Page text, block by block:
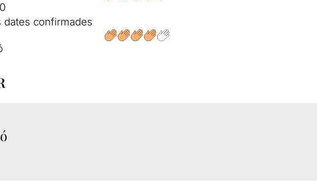
dates confirmades